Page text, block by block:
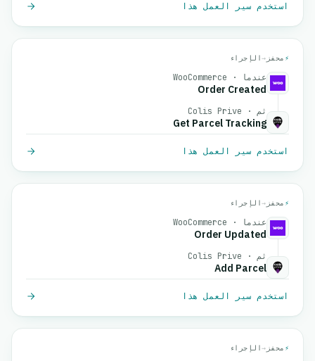
استخدم سير العمل هذا
⚡ محفز →الإجراء
عندما · WooCommerce
Order Created
ثم · Colis Prive
Get Parcel Tracking
استخدم سير العمل هذا
⚡ محفز →الإجراء
عندما · WooCommerce
Order Updated
ثم · Colis Prive
Add Parcel
استخدم سير العمل هذا
⚡ محفز →الإجراء